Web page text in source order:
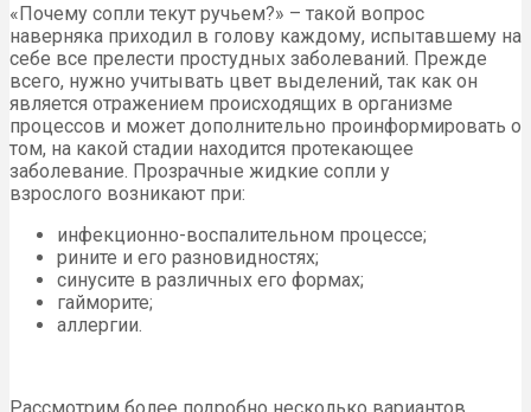
«Почему сопли текут ручьем?» – такой вопрос
наверняка приходил в голову каждому, испытавшему на
себе все прелести простудных заболеваний. Прежде
всего, нужно учитывать цвет выделений, так как он
является отражением происходящих в организме
процессов и может дополнительно проинформировать о
том, на какой стадии находится протекающее
заболевание. Прозрачные жидкие сопли у
взрослого возникают при:
инфекционно-воспалительном процессе;
рините и его разновидностях;
синусите в различных его формах;
гайморите;
аллергии.